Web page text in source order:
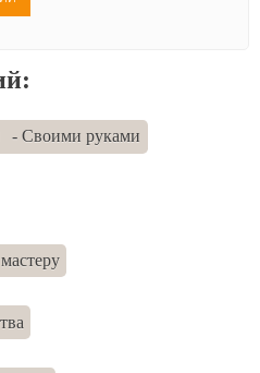
- Своими руками